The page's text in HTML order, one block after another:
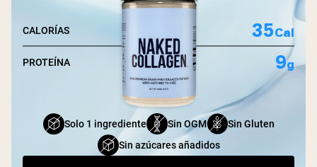
Solo 1 ingrediente Sin OGM
Sin Gluten
Sin azúcares añadidos
CALORÍAS 35Cal
PROTEÍNA 9g